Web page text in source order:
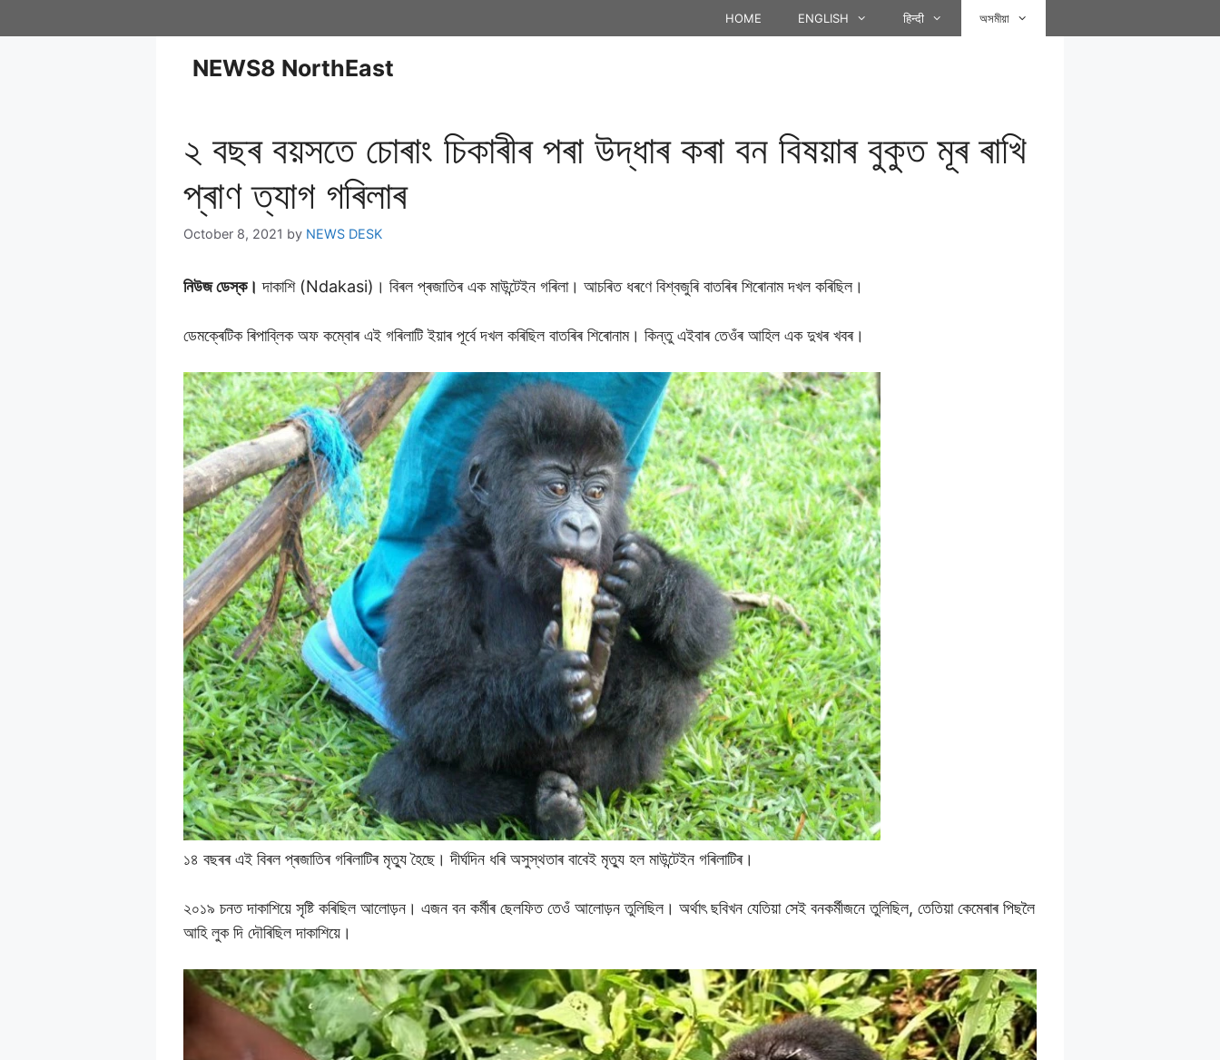
HOME ENGLISH हिन्दी অসমীয়া
NEWS8 NorthEast
২ বছৰ বয়সতে চােৰাং চিকাৰীৰ পৰা উদ্ধাৰ কৰা বন বিষয়াৰ বুকুত মূৰ ৰাখি
প্ৰাণ ত্যাগ গৰিলাৰ
October 8, 2021 by NEWS DESK
নিউজ ডেস্ক। দাকাশি (Ndakasi)। বিৰল প্ৰজাতিৰ এক মাউন্টেইন গৰিলা। আচৰিত ধৰণে বিশ্বজুৰি বাতৰিৰ শিৰোনাম দখল কৰিছিল।
ডেমক্ৰেটিক ৰিপাব্লিক অফ কম্বোৰ এই গৰিলাটি ইয়াৰ পূৰ্বে দখল কৰিছিল বাতৰিৰ শিৰোনাম। কিন্তু এইবাৰ তেওঁৰ আহিল এক দুখৰ খবৰ।
১৪ বছৰৰ এই বিৰল প্ৰজাতিৰ গৰিলাটিৰ মৃত্যু হৈছে। দীৰ্ঘদিন ধৰি অসুস্থতাৰ বাবেই মৃত্যু হল মাউন্টেইন গৰিলাটিৰ।
২০১৯ চনত দাকাশিয়ে সৃষ্টি কৰিছিল আলোড়ন। এজন বন কৰ্মীৰ ছেলফিত তেওঁ আলোড়ন তুলিছিল। অৰ্থাৎ ছবিখন যেতিয়া সেই বনকৰ্মীজনে তুলিছিল, তেতিয়া কেমেৰাৰ পিছলৈ
আহি লুক দি দৌৰিছিল দাকাশিয়ে।